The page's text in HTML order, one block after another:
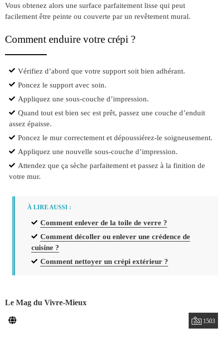
Vous obtenez alors une surface parfaitement lisse qui peut
facilement être peinte ou couverte par un revêtement mural.
Comment enduire votre crépi ?
Vérifiez d’abord que votre support soit bien adhérant.
Poncez le support avec soin.
Appliquez une sous-couche d’impression.
Quand tout est bien sec est prêt, passez une couche d’enduit
assez épaisse.
Poncez le mur correctement et dépoussiérez-le soigneusement.
Appliquez une nouvelle sous-couche d’impression.
Attendez que ça sèche parfaitement et passez à la finition de
votre mur.
À LIRE AUSSI :
Comment enlever de la toile de verre ?
Comment décoller ou enlever une crédence de
cuisine ?
Comment nettoyer un crépi extérieur ?
Le Mag du Vivre-Mieux
1503